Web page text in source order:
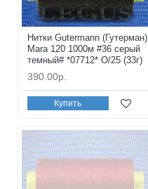
Нитки Gutermann (Гутерман)
Mara 120 1000м #36 серый
темный# *07712* O/25 (33г)
390.00р.
Купить